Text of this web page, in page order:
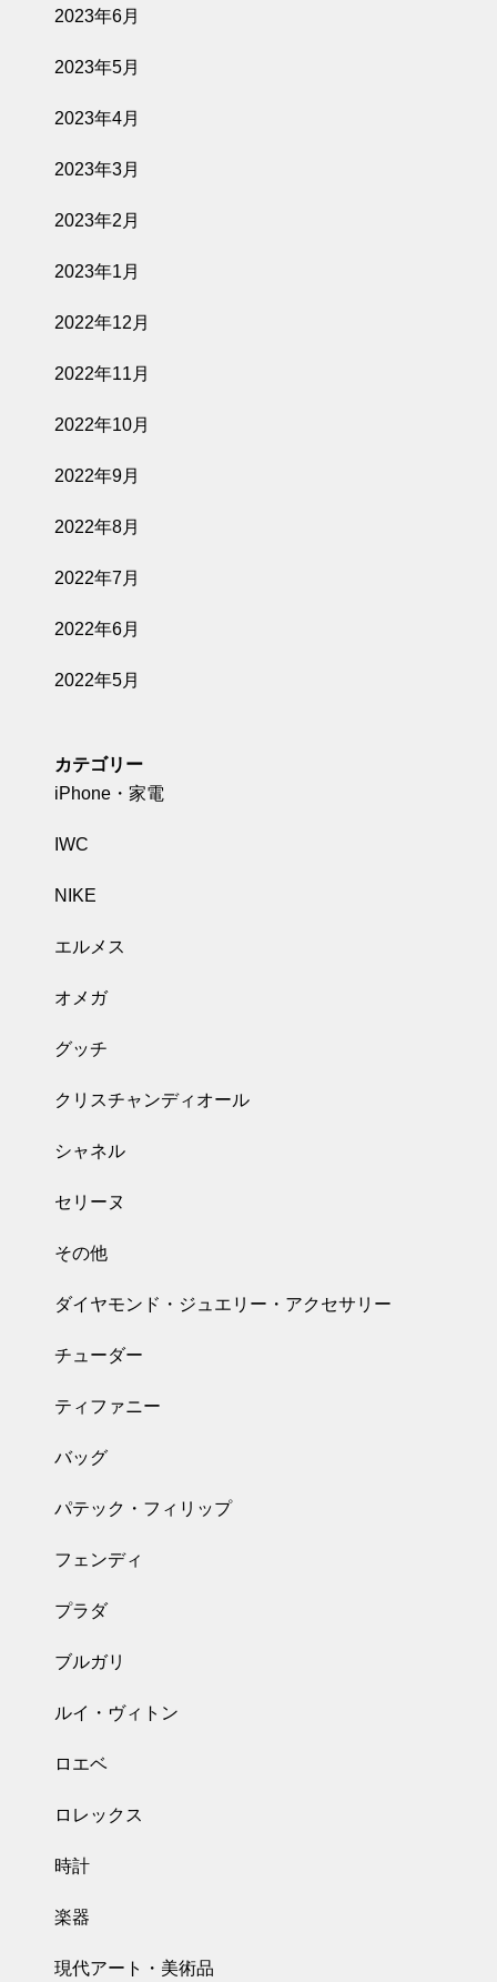
2023年6月
2023年5月
2023年4月
2023年3月
2023年2月
2023年1月
2022年12月
2022年11月
2022年10月
2022年9月
2022年8月
2022年7月
2022年6月
2022年5月
カテゴリー
iPhone・家電
IWC
NIKE
エルメス
オメガ
グッチ
クリスチャンディオール
シャネル
セリーヌ
その他
ダイヤモンド・ジュエリー・アクセサリー
チューダー
ティファニー
バッグ
パテック・フィリップ
フェンディ
プラダ
ブルガリ
ルイ・ヴィトン
ロエベ
ロレックス
時計
楽器
現代アート・美術品